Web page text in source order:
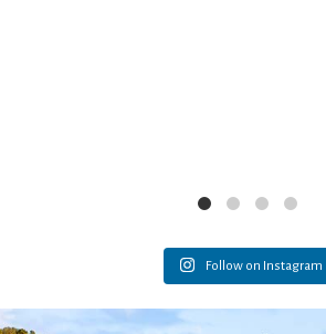
Follow on Instagram